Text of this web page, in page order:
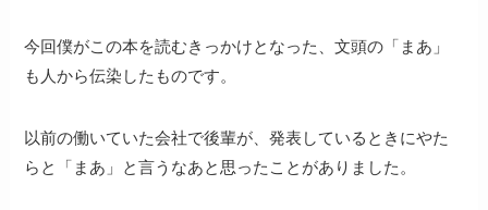
今回僕がこの本を読むきっかけとなった、文頭の「まあ」
も人から伝染したものです。
以前の働いていた会社で後輩が、発表しているときにやた
らと「まあ」と言うなあと思ったことがありました。